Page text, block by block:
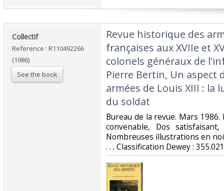
‎Collectif‎
Reference : R110492266
(1986)
See the book
‎Revue historique des
françaises aux XVIIe et
colonels généraux de
Pierre Bertin, Un aspect
armées de Louis XIII :
du soldat‎
‎Bureau de la revue. Mars
convenable, Dos
Nombreuses illustrations en
. . . Classification Dewey :